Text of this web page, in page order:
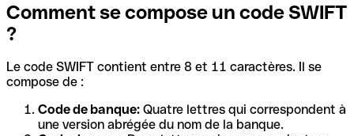
Comment se compose un code SWIFT
?
Le code SWIFT contient entre 8 et 11 caractères. Il se
compose de :
Code de banque: Quatre lettres qui correspondent à
une version abrégée du nom de la banque.